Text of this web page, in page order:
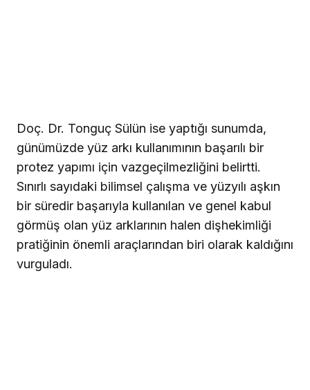
Doç. Dr. Tonguç Sülün ise yaptığı sunumda,
günümüzde yüz arkı kullanımının başarılı bir
protez yapımı için vazgeçilmezliğini belirtti.
Sınırlı sayıdaki bilimsel çalışma ve yüzyılı aşkın
bir süredir başarıyla kullanılan ve genel kabul
görmüş olan yüz arklarının halen dişhekimliği
pratiğinin önemli araçlarından biri olarak kaldığını
vurguladı.